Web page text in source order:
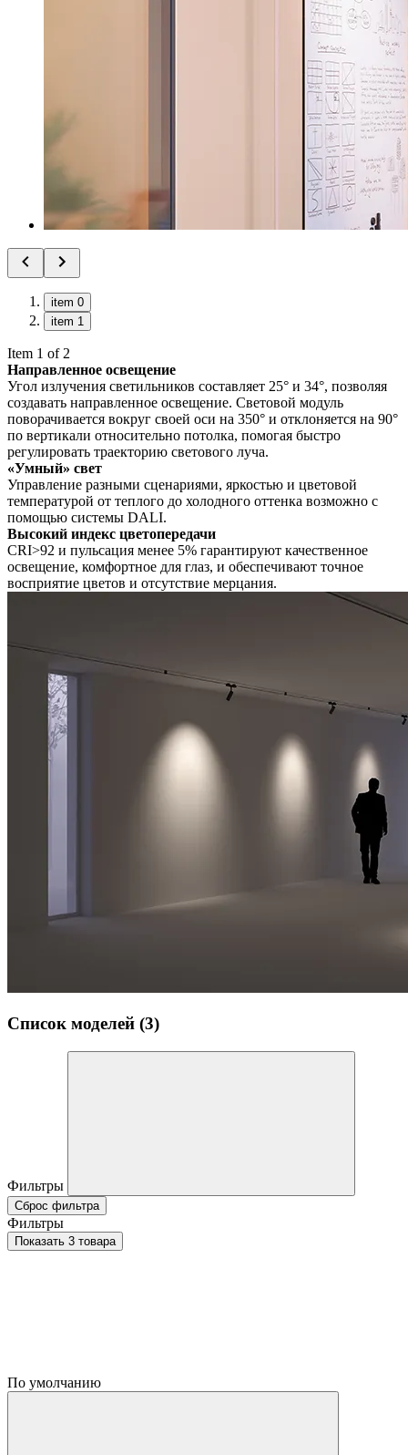
item 0
item 1
Item 1 of 2
Направленное освещение
Угол излучения светильников составляет 25° и 34°, позволяя
создавать направленное освещение. Световой модуль
поворачивается вокруг своей оси на 350° и отклоняется на 90°
по вертикали относительно потолка, помогая быстро
регулировать траекторию светового луча.
«Умный» свет
Управление разными сценариями, яркостью и цветовой
температурой от теплого до холодного оттенка возможно с
помощью системы DALI.
Высокий индекс цветопередачи
CRI>92 и пульсация менее 5% гарантируют качественное
освещение, комфортное для глаз, и обеспечивают точное
восприятие цветов и отсутствие мерцания.
Список моделей (3)
Фильтры
Сброс фильтра
Фильтры
Показать 3 товара
По умолчанию